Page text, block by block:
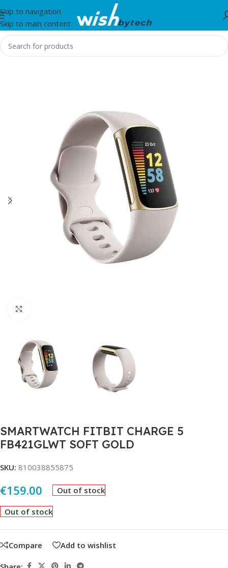
Skip to navigation
Skip to main content
Home/Smartwatches
SMARTWATCH FITBIT CHARGE 5
FB421GLWT SOFT GOLD
SKU: 810038855875
€159.00 Out of stock
Out of stock
Compare Add to wishlist